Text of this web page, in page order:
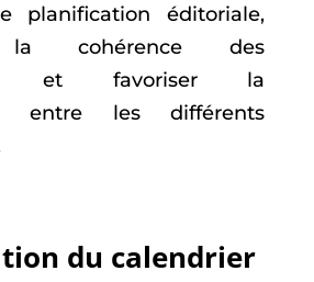
planification éditoriale,
la cohérence des
et favoriser la
entre les différents
du calendrier